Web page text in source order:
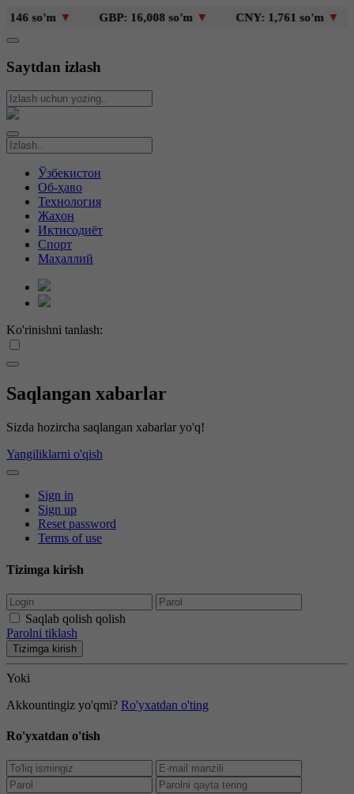
so'm▼ GBP: 16,008 so'm▼ CNY: 1,761 so'm▼
Saytdan izlash
Ўзбекистон
Об-ҳаво
Технология
Жаҳон
Иқтисодиёт
Спорт
Маҳаллий
Ko'rinishni tanlash:
Saqlangan xabarlar
Sizda hozircha saqlangan xabarlar yo'q!
Yangiliklarni o'qish
Sign in
Sign up
Reset password
Terms of use
Tizimga kirish
Saqlab qolish qolish
Parolni tiklash
Tizimga kirish
Yoki
Akkountingiz yo'qmi? Ro'yxatdan o'ting
Ro'yxatdan o'tish